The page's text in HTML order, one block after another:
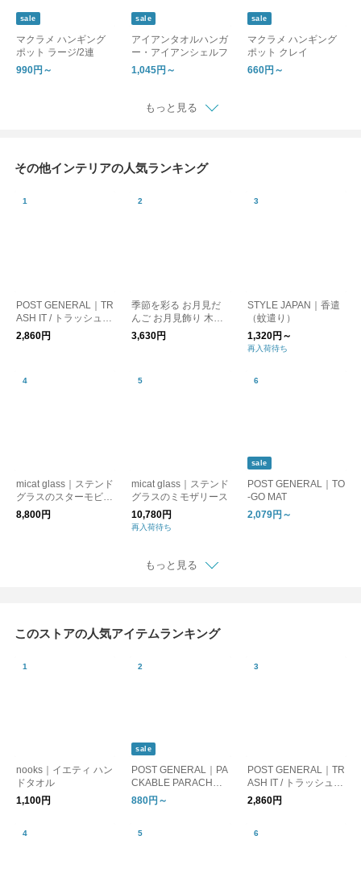
sale
マクラメ ハンギング
ポット ラージ/2連
990円～
sale
アイアンタオルハンガ
ー・アイアンシェルフ
1,045円～
sale
マクラメ ハンギング
ポット クレイ
660円～
もっと見る
その他インテリアの人気ランキング
POST GENERAL｜TR
ASH IT / トラッシュイ
ット
2,860円
季節を彩る お月見だ
んご お月見飾り 木製
／ISLE SIGN インテリ
ア 雑貨 十五夜 秋
3,630円
STYLE JAPAN｜香遣
（蚊遣り）
1,320円～
再入荷待ち
micat glass｜ステンド
グラスのスターモビー
ル
8,800円
micat glass｜ステンド
グラスのミモザリース
10,780円
再入荷待ち
sale
POST GENERAL｜TO
-GO MAT
2,079円～
もっと見る
このストアの人気アイテムランキング
nooks｜イエティ ハン
ドタオル
1,100円
sale
POST GENERAL｜PA
CKABLE PARACHUT
E NYLON BAG
880円～
POST GENERAL｜TR
ASH IT / トラッシュイ
ット
2,860円